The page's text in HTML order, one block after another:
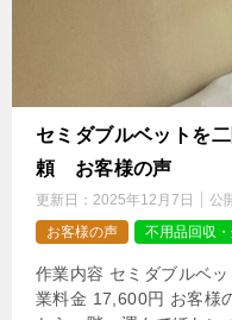
セミダブルベットを
頼 お客様の声
更新日： 2025年12月7日 公
お客様の声
不用品回収
作業内容 セミダブルベ
業料金 17,600円 お客様